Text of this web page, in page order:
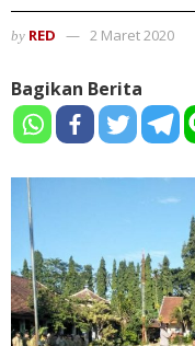
by RED 2 Maret 2020
Bagikan Berita